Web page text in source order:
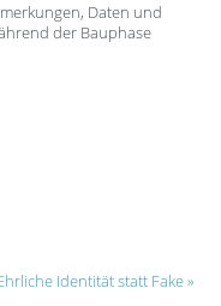
Daten und
der Bauphase
Identität statt Fake